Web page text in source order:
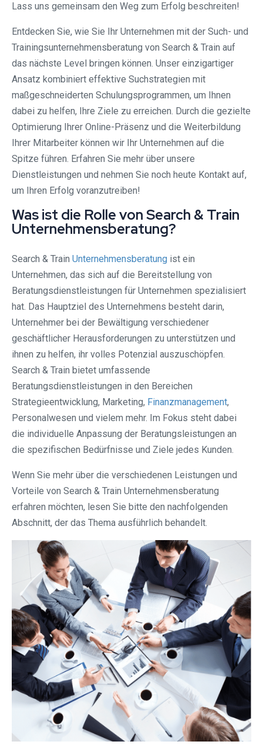
Lass uns gemeinsam den Weg zum Erfolg beschreiten!
Entdecken Sie, wie Sie Ihr Unternehmen mit der Such- und
Trainingsunternehmensberatung von Search & Train auf
das nächste Level bringen können. Unser einzigartiger
Ansatz kombiniert effektive Suchstrategien mit
maßgeschneiderten Schulungsprogrammen, um Ihnen
dabei zu helfen, Ihre Ziele zu erreichen. Durch die gezielte
Optimierung Ihrer Online-Präsenz und die Weiterbildung
Ihrer Mitarbeiter können wir Ihr Unternehmen auf die
Spitze führen. Erfahren Sie mehr über unsere
Dienstleistungen und nehmen Sie noch heute Kontakt auf,
um Ihren Erfolg voranzutreiben!
Was ist die Rolle von Search & Train
Unternehmensberatung?
Search & Train Unternehmensberatung ist ein
Unternehmen, das sich auf die Bereitstellung von
Beratungsdienstleistungen für Unternehmen spezialisiert
hat. Das Hauptziel des Unternehmens besteht darin,
Unternehmer bei der Bewältigung verschiedener
geschäftlicher Herausforderungen zu unterstützen und
ihnen zu helfen, ihr volles Potenzial auszuschöpfen.
Search & Train bietet umfassende
Beratungsdienstleistungen in den Bereichen
Strategieentwicklung, Marketing, Finanzmanagement,
Personalwesen und vielem mehr. Im Fokus steht dabei
die individuelle Anpassung der Beratungsleistungen an
die spezifischen Bedürfnisse und Ziele jedes Kunden.
Wenn Sie mehr über die verschiedenen Leistungen und
Vorteile von Search & Train Unternehmensberatung
erfahren möchten, lesen Sie bitte den nachfolgenden
Abschnitt, der das Thema ausführlich behandelt.